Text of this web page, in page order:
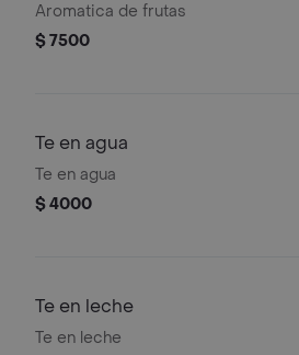
Aromatica de frutas
$ 7500
Te en agua
Te en agua
$ 4000
Te en leche
Te en leche